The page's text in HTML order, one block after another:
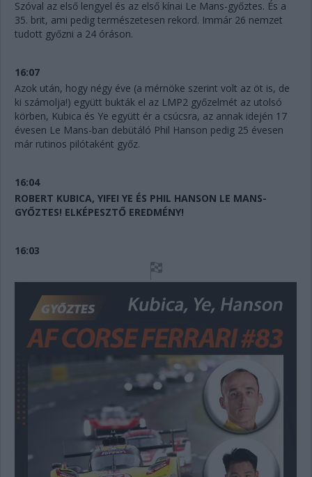
Szóval az első lengyel és az első kínai Le Mans-győztes. És a
35. brit, ami pedig természetesen rekord. Immár 26 nemzet
tudott győzni a 24 óráson.
16:07
Azok után, hogy négy éve (a mérnöke szerint volt az öt is, de
ki számolja!) együtt bukták el az LMP2 győzelmét az utolsó
körben, Kubica és Ye együtt ér a csúcsra, az annak idején 17
évesen Le Mans-ban debütáló Phil Hanson pedig 25 évesen
már rutinos pilótaként győz.
16:04
ROBERT KUBICA, YIFEI YE ÉS PHIL HANSON LE MANS-
GYŐZTES! ELKÉPESZTŐ EREDMÉNY!
16:03